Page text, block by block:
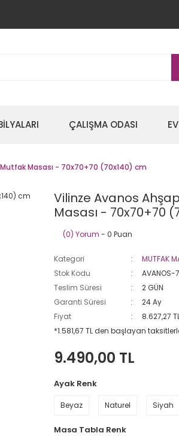
ÇALIŞMA ODASI
Masası - 70x70+70 (70x140) cm
Vilinze Avanos
Masası - 70x70+70
(0) Yorum - 0 Puan
Kategori
MUTFAK
Stok Kodu
AVANOS-
Teslim Süresi
2 GÜN
Garanti Süresi
24 Ay
Fiyat
8.627,27
*1.581,67 TL den başlayan
9.490,00 TL
Ayak Renk
Beyaz Naturel Siyah
Masa Tabla Renk